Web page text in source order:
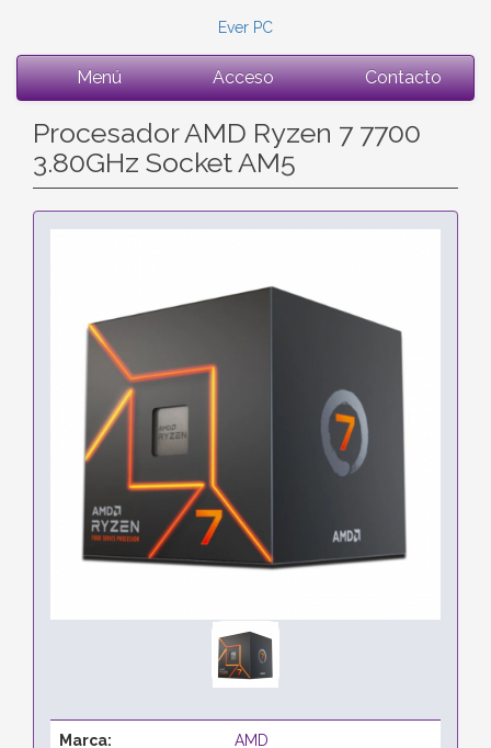
Ever PC
Menú Acceso Contacto
Procesador AMD Ryzen 7 7700
3.80GHz Socket AM5
Marca: AMD